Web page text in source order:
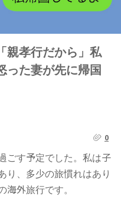
親孝行だから」私
た妻が先に帰国
0
ごす予定でした。私は子
り、多少の旅慣れはあり
外旅行です。